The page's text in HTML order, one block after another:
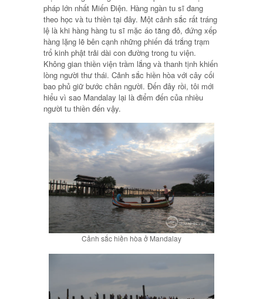
pháp lớn nhất Miến Điện. Hàng ngàn tu sĩ đang
theo học và tu thiền tại đây. Một cảnh sắc rất tráng
lệ là khi hàng hàng tu sĩ mặc áo tăng đỏ, đứng xếp
hàng lặng lẽ bên cạnh những phiến đá trắng trạm
trổ kinh phật trải dài con đường trong tu viện.
Không gian thiền viện trầm lắng và thanh tịnh khiến
lòng người thư thái. Cảnh sắc hiền hòa với cây cối
bao phủ giữ bước chân người. Đến đây rồi, tôi mới
hiểu vì sao Mandalay lại là điểm đến của nhiều
người tu thiền đến vậy.
Cảnh sắc hiền hòa ở Mandalay